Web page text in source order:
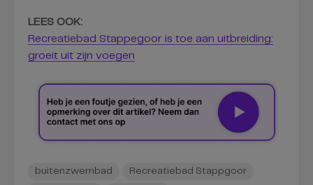
LEES OOK:
Recreatiebad Stappegoor is toe aan uitbreiding:
groeit uit zijn voegen
buitenzwembad Recreatiebad Stappgoor